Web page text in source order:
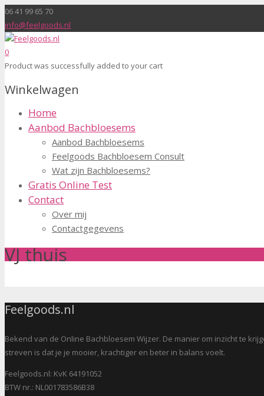
06 41 99 65 70
info@feelgoods.nl
0
Productwas successfully added to your cart
Winkelwagen
Home
Aanbod Bachbloesems
Aanbod Bachbloesems
Feelgoods Bachbloesem Consult
Wat zijn Bachbloesems?
Gratis Online Test
Contact
Over mij
Contactgegevens
VJ thuis
Feelgoods.nl
Bekend van de Online Bachbloesem Wijzer. De manier om inzicht te
streven is dat je je mooier, krachtiger en beter in balans voelt.
Feelgoods.nl: KvK 64191052
BTW nr.: NL001783586B38